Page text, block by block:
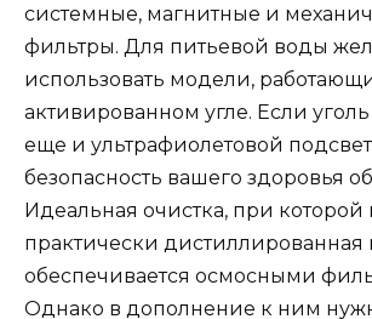
системные, магнитные и
фильтры. Для питьевой воды
использовать модели,
активированном угле. Если
еще и ультрафиолетовой
безопасность вашего здоровья
Идеальная очистка, при которой
практически дистиллированная
обеспечивается осмосными
Однако в дополнение к ним